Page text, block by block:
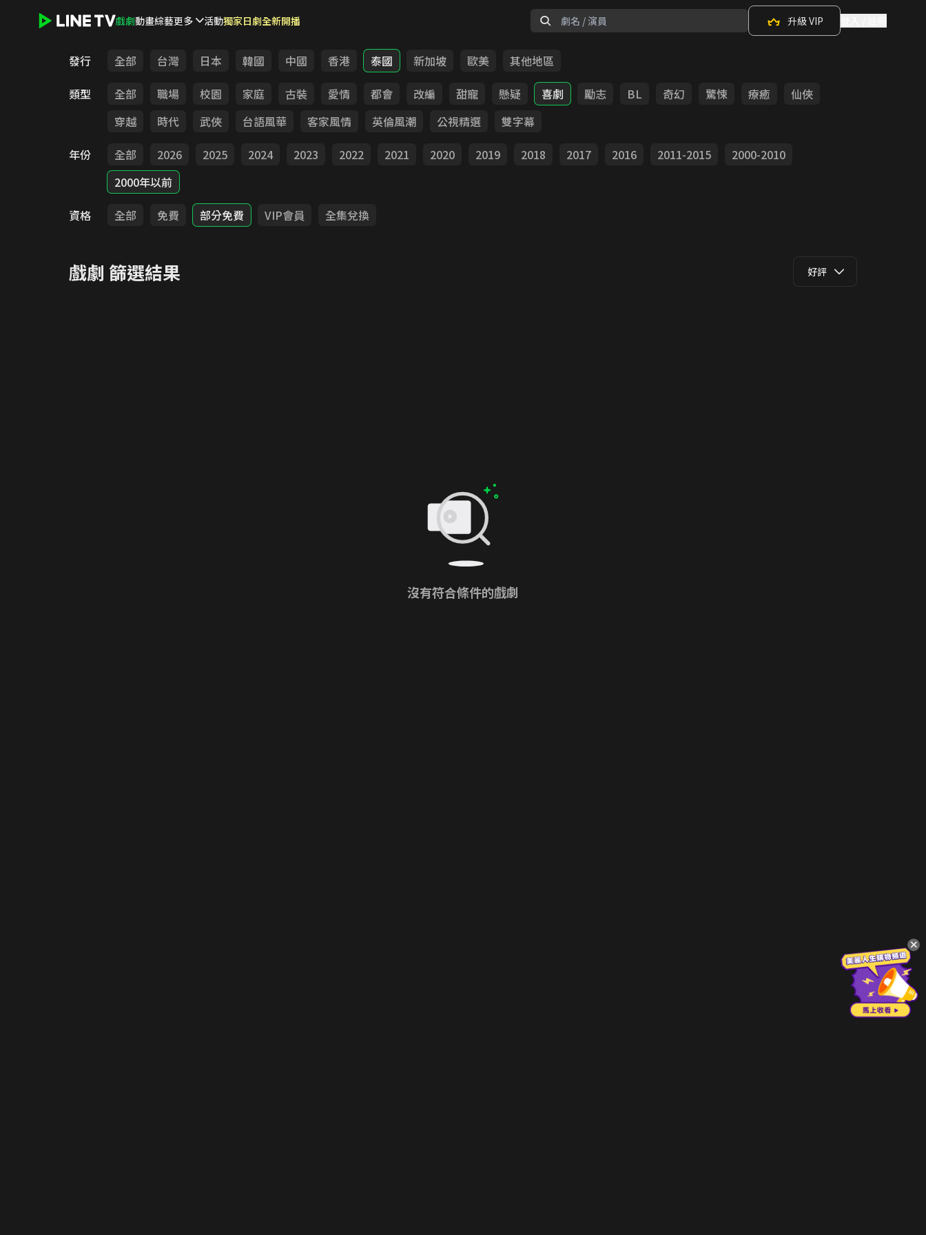
戲劇動畫綜藝更多 活動獨家日劇全新開播 升級 VIP
發行 全部 台灣 日本 韓國 中國 香港 泰國 新加坡 歐美
其他地區
類型
全部 職場 校園 家庭 古裝 愛情 都會 改編 甜寵 懸疑 喜劇 勵志 BL 奇幻 驚悚 療癒
仙俠
穿越
時代 武俠 台語風華 客家風情 英倫風潮 公視精選
雙字幕
年份
全部 2026 2025 2024 2023 2022 2021 2020 2019 2018 2017 2016 2011-2015
2000-2010
2000年以前
資格
全部 免費 部分免費 VIP會員 全集兌換
戲劇 篩選結果 好評
沒有符合條件的戲劇